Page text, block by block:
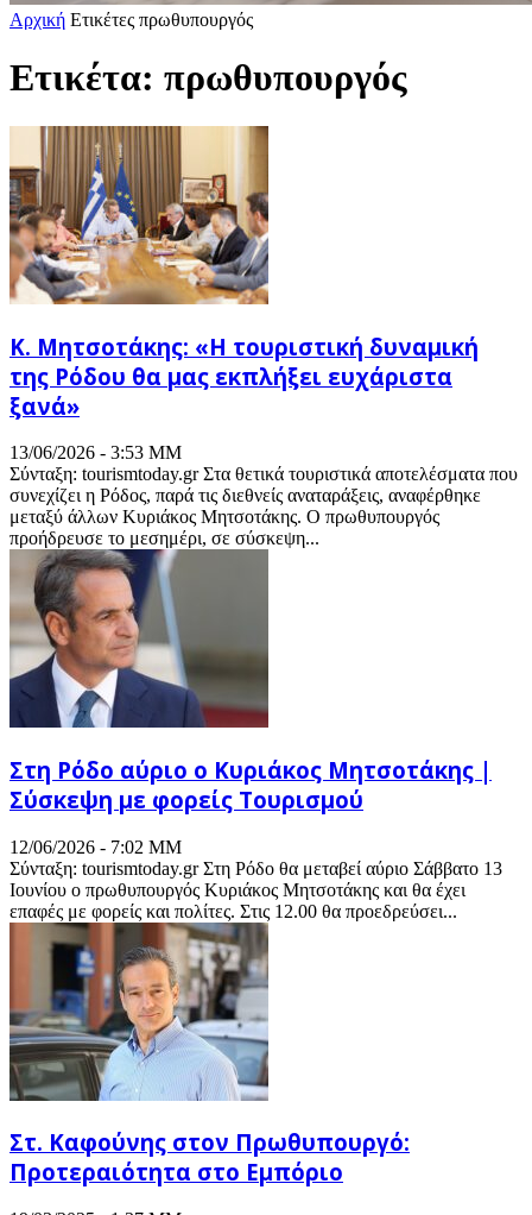
Αρχική Ετικέτες πρωθυπουργός
Ετικέτα: πρωθυπουργός
Κ. Μητσοτάκης: «Η τουριστική δυναμική
της Ρόδου θα μας εκπλήξει ευχάριστα
ξανά»
13/06/2026 - 3:53 ΜΜ
Σύνταξη: tourismtoday.gr Στα θετικά τουριστικά αποτελέσματα που
συνεχίζει η Ρόδος, παρά τις διεθνείς αναταράξεις, αναφέρθηκε
μεταξύ άλλων Κυριάκος Μητσοτάκης. Ο πρωθυπουργός
προήδρευσε το μεσημέρι, σε σύσκεψη...
Στη Ρόδο αύριο ο Κυριάκος Μητσοτάκης |
Σύσκεψη με φορείς Τουρισμού
12/06/2026 - 7:02 ΜΜ
Σύνταξη: tourismtoday.gr Στη Ρόδο θα μεταβεί αύριο Σάββατο 13
Ιουνίου ο πρωθυπουργός Κυριάκος Μητσοτάκης και θα έχει
επαφές με φορείς και πολίτες. Στις 12.00 θα προεδρεύσει...
Στ. Καφούνης στον Πρωθυπουργό:
Προτεραιότητα στο Εμπόριο